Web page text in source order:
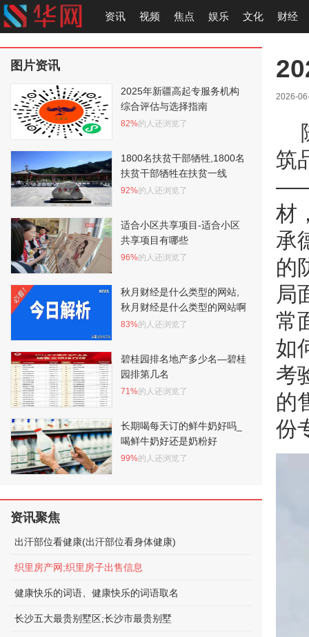
资讯 视频 焦点 娱乐 文化 财经
2026-
筑
——
材
承
的
局
常
如
考
的
份
图片资讯
2025年新疆高起专服务机构
综合评估与选择指南
82%的人还浏览了
1800名扶贫干部牺牲,1800名
扶贫干部牺牲在扶贫一线
92%的人还浏览了
适合小区共享项目-适合小区
共享项目有哪些
96%的人还浏览了
秋月财经是什么类型的网站,
秋月财经是什么类型的网站啊
83%的人还浏览了
碧桂园排名地产多少名—碧桂
园排第几名
71%的人还浏览了
长期喝每天订的鲜牛奶好吗_
喝鲜牛奶好还是奶粉好
99%的人还浏览了
资讯聚焦
出汗部位看健康(出汗部位看身体健康)
织里房产网;织里房子出售信息
健康快乐的词语、健康快乐的词语取名
长沙五大最贵别墅区;长沙市最贵别墅